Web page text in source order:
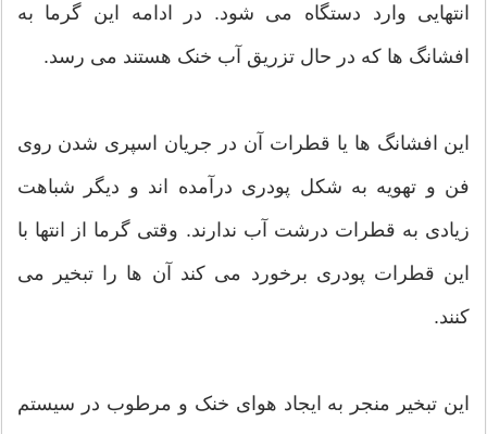
انتهایی وارد دستگاه می شود. در ادامه این گرما به
افشانگ ها که در حال تزریق آب خنک هستند می رسد.
این افشانگ ها یا قطرات آن در جریان اسپری شدن روی
فن و تهویه به شکل پودری درآمده اند و دیگر شباهت
زیادی به قطرات درشت آب ندارند. وقتی گرما از انتها با
این قطرات پودری برخورد می کند آن ها را تبخیر می
کنند.
این تبخیر منجر به ایجاد هوای خنک و مرطوب در سیستم